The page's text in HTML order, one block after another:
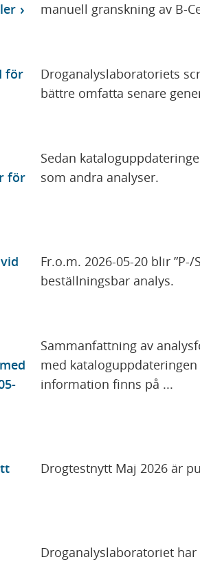
manuell granskning av B-
för
Droganalyslaboratoriets
bättre omfatta senare
för
Sedan
som andra analyser.
Fr.o.m. 2026-05-20 blir
beställningsbar analys.
Sammanfattning av
med
information finns på ...
Drogtestnytt Maj 2026 är
Droganalyslaboratoriet